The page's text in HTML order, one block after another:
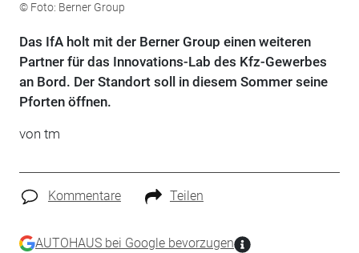
© Foto: Berner Group
Das IfA holt mit der Berner Group einen weiteren
Partner für das Innovations-Lab des Kfz-Gewerbes
an Bord. Der Standort soll in diesem Sommer seine
Pforten öffnen.
von tm
Kommentare Teilen
AUTOHAUS bei Google bevorzugen